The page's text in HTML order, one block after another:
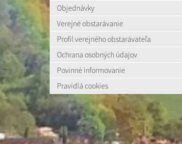
Objednávky
Verejné obstarávanie
Profil verejného obstarávateľa
Ochrana osobných údajov
Povinné informovanie
Pravidlá cookies